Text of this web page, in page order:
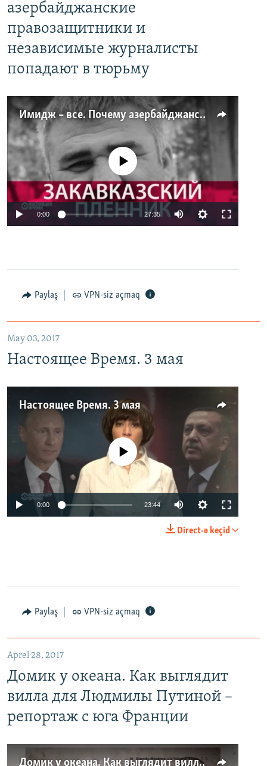
азербайджанские
правозащитники и
независимые журналисты
попадают в тюрьму
Имидж – все. Почему азербайджанские правозащитники и независимые журналисты попадают в тюрьму
No media source currently available
0:00 27:35
Paylaş VPN-siz açmaq
May 03, 2017
Настоящее Время. 3 мая
Настоящее Время. 3 мая
No media source currently available
0:00 23:44
Direct-ə keçid
Paylaş VPN-siz açmaq
Aprel 28, 2017
Домик у океана. Как выглядит
вилла для Людмилы Путиной –
репортаж с юга Франции
Домик у океана. Как выглядит вилла для Людмилы Путиной – репортаж с юга Франции